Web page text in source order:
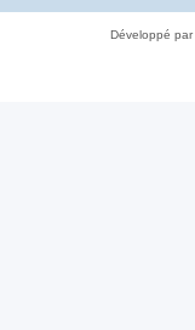
Développé par